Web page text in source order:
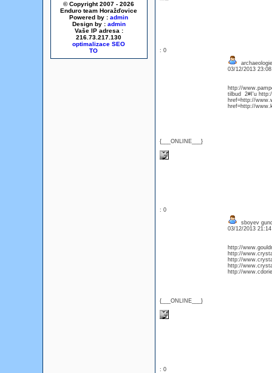
© Copyright 2007 - 2026
Enduro team Horažďovice
Powered by : admin
Design by : admin
Vaše IP adresa :
216.73.217.130
optimalizace SEO
: 0
{___ONLINE___}
03/12/2013
http://
tilbud 2#I'u
href=http://
href=http://
: 0
{___ONLINE___}
sboyev
03/12/2013
http://
http://
http://
http://
http://
: 0